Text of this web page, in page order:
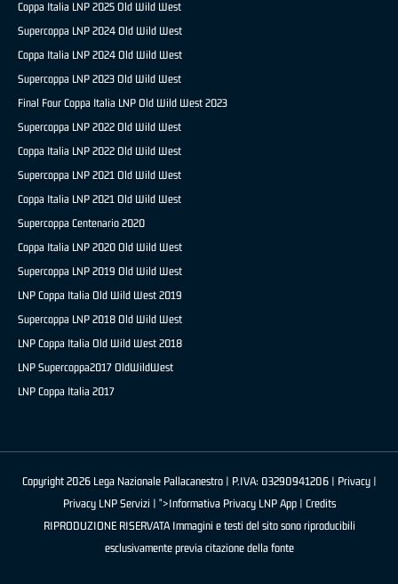
Coppa Italia LNP 2025 Old Wild West
Supercoppa LNP 2024 Old Wild West
Coppa Italia LNP 2024 Old Wild West
Supercoppa LNP 2023 Old Wild West
Final Four Coppa Italia LNP Old Wild West 2023
Supercoppa LNP 2022 Old Wild West
Coppa Italia LNP 2022 Old Wild West
Supercoppa LNP 2021 Old Wild West
Coppa Italia LNP 2021 Old Wild West
Supercoppa Centenario 2020
Coppa Italia LNP 2020 Old Wild West
Supercoppa LNP 2019 Old Wild West
LNP Coppa Italia Old Wild West 2019
Supercoppa LNP 2018 Old Wild West
LNP Coppa Italia Old Wild West 2018
LNP Supercoppa2017 OldWildWest
LNP Coppa Italia 2017
Copyright 2026 Lega Nazionale Pallacanestro | P.IVA: 03290941206 | Privacy|
Privacy LNP Servizi | ">Informativa Privacy LNP App | Credits
RIPRODUZIONE RISERVATA Immagini e testi del sito sono riproducibili
esclusivamente previa citazione della fonte